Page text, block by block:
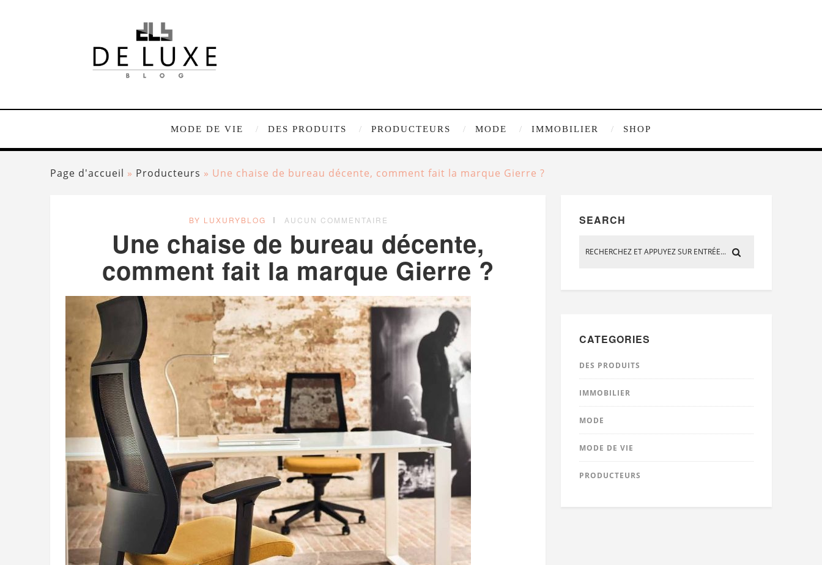
MODE DE VIE DES PRODUITS PRODUCTEURS MODE IMMOBILIER SHOP
Page d'accueil » Producteurs » Une chaise de bureau décente, comment fait la marque Gierre ?
BY LUXURYBLOG AUCUN COMMENTAIRE
Une chaise de bureau décente,
comment fait la marque Gierre ?
SEARCH
CATEGORIES
DES PRODUITS
IMMOBILIER
MODE
MODE DE VIE
PRODUCTEURS